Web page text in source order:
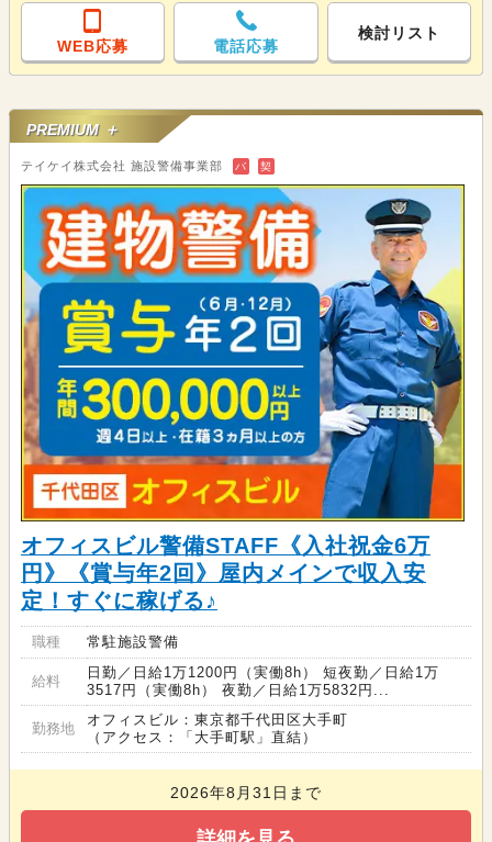
WEB応募 電話応募
検討リスト
PREMIUM ＋
テイケイ株式会社 施設警備事業部 バ 契
オフィスビル警備STAFF《入社祝金6万
円》《賞与年2回》屋内メインで収入安
定！すぐに稼げる♪
職種 常駐施設警備
給料
日勤／日給1万1200円（実働8h） 短夜勤／日給1万
3517円（実働8h） 夜勤／日給1万5832円...
勤務地
オフィスビル：東京都千代田区大手町
（アクセス：「大手町駅」直結）
2026年8月31日まで